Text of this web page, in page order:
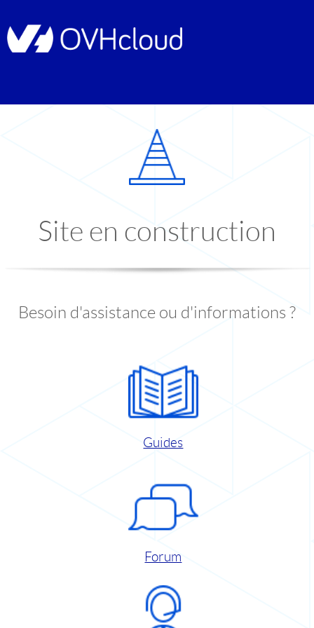
Site en construction
Besoin d'assistance ou d'informations ?
Guides
Forum